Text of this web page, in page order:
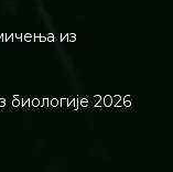
из
биологије 2026